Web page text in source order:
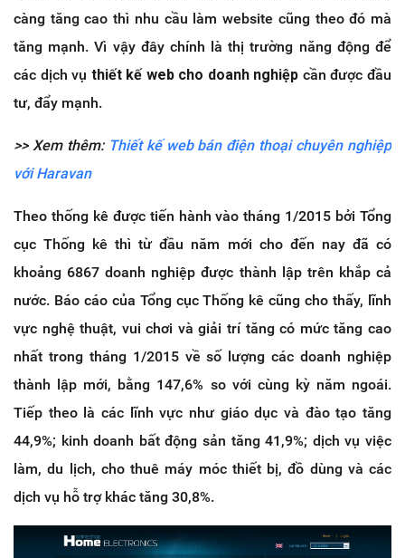
càng tăng cao thì nhu cầu làm website cũng theo đó mà
tăng mạnh. Vì vậy đây chính là thị trường năng động để
các dịch vụ thiết kế web cho doanh nghiệp cần được đầu
tư, đẩy mạnh.
>> Xem thêm: Thiết kế web bán điện thoại chuyên nghiệp
với Haravan
Theo thống kê được tiến hành vào tháng 1/2015 bởi Tổng
cục Thống kê thì từ đầu năm mới cho đến nay đã có
khoảng 6867 doanh nghiệp được thành lập trên khắp cả
nước. Báo cáo của Tổng cục Thống kê cũng cho thấy, lĩnh
vực nghệ thuật, vui chơi và giải trí tăng có mức tăng cao
nhất trong tháng 1/2015 về số lượng các doanh nghiệp
thành lập mới, bằng 147,6% so với cùng kỳ năm ngoái.
Tiếp theo là các lĩnh vực như giáo dục và đào tạo tăng
44,9%; kinh doanh bất động sản tăng 41,9%; dịch vụ việc
làm, du lịch, cho thuê máy móc thiết bị, đồ dùng và các
dịch vụ hỗ trợ khác tăng 30,8%.